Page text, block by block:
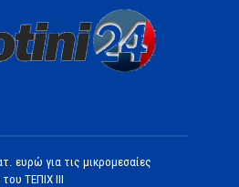
ευρώ για τις μικρομεσαίες
ΤΕΠΙΧ ΙΙΙ